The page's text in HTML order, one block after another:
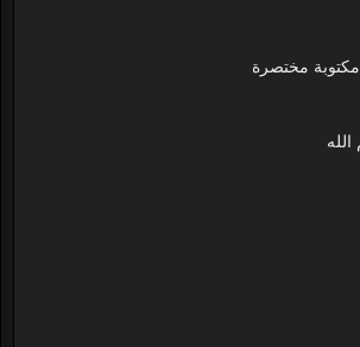
مكتوبة مختصرة